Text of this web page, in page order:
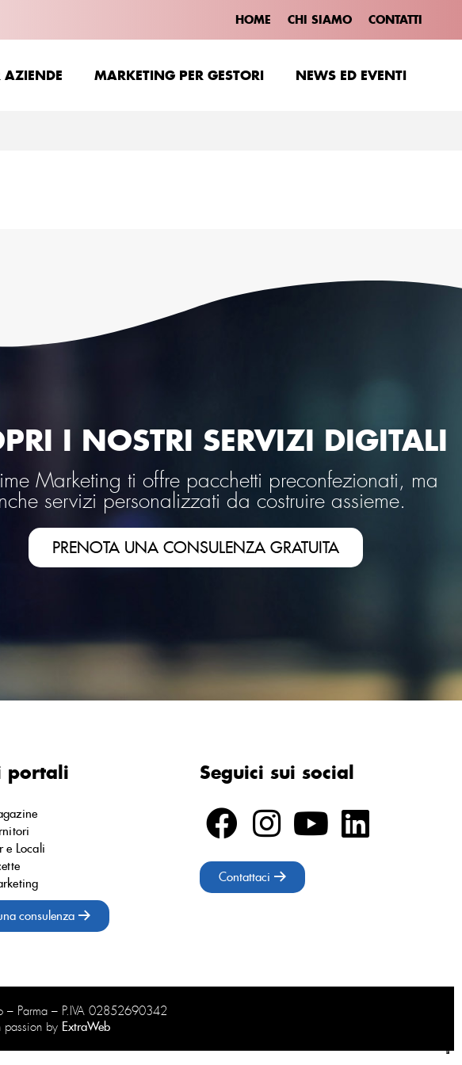
HOME CHI SIAMO CONTATTI
AZIENDE MARKETING PER GESTORI NEWS ED EVENTI
I NOSTRI SERVIZI DIGITALI
Marketing ti offre pacchetti preconfezionati, ma
servizi personalizzati da costruire assieme.
PRENOTA UNA CONSULENZA GRATUITA
portali
e Locali
consulenza
Seguici sui social
Contattaci
Parma – P.IVA 02852690342
by ExtraWeb
AZIENDE MARKETING PER GESTORI NEWS ED EVENTI